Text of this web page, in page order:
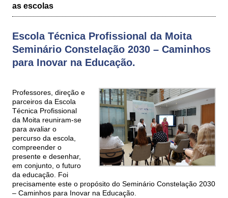
as escolas
Escola Técnica Profissional da Moita
Seminário Constelação 2030 – Caminhos
para Inovar na Educação.
Professores, direção e
parceiros da Escola
Técnica Profissional
da Moita reuniram-se
para avaliar o
percurso da escola,
compreender o
presente e desenhar,
em conjunto, o futuro
da educação. Foi
precisamente este o propósito do Seminário Constelação 2030
– Caminhos para Inovar na Educação.